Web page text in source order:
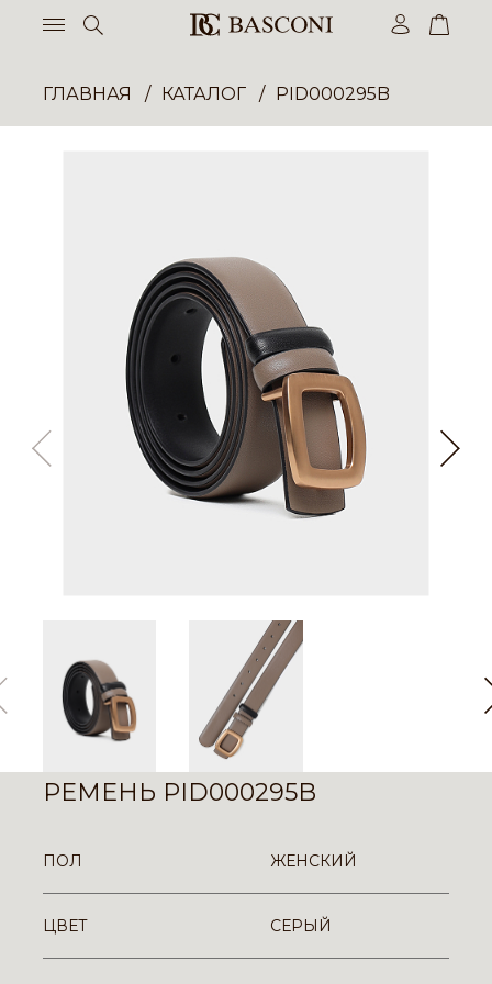
ГЛАВНАЯ КАТАЛОГ PID000295B
РЕМЕНЬ PID000295B
ПОЛ ЖЕНСКИЙ
ЦВЕТ СЕРЫЙ